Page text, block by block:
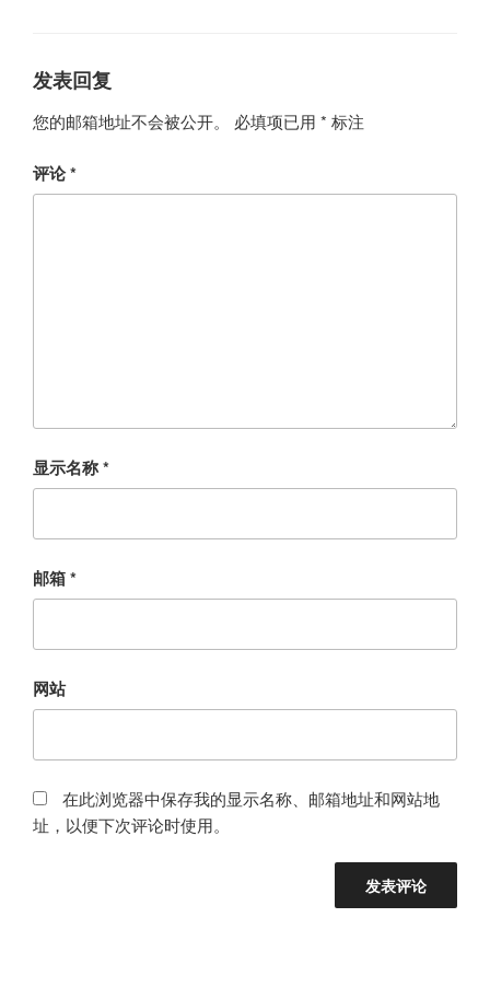
发表回复
您的邮箱地址不会被公开。 必填项已用 * 标注
评论*
显示名称*
邮箱*
网站
在此浏览器中保存我的显示名称、邮箱地址和网站地
址，以便下次评论时使用。